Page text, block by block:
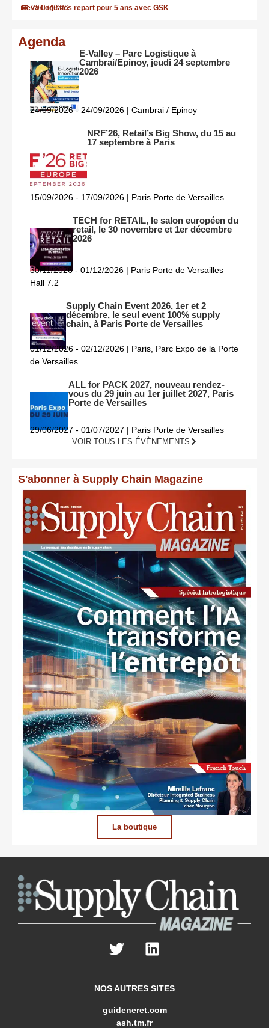
29/07/2026
Ceva Logistics repart pour 5 ans avec GSK
Agenda
E-Valley – Parc Logistique à
Cambrai/Epinoy, jeudi 24 septembre
2026
24/09/2026 - 24/09/2026 | Cambrai / Epinoy
NRF’26, Retail’s Big Show, du 15 au
17 septembre à Paris
15/09/2026 - 17/09/2026 | Paris Porte de Versailles
TECH for RETAIL, le salon européen du
retail, le 30 novembre et 1er décembre
2026
30/11/2026 - 01/12/2026 | Paris Porte de Versailles
Hall 7.2
Supply Chain Event 2026, 1er et 2
décembre, le seul event 100% supply
chain, à Paris Porte de Versailles
01/12/2026 - 02/12/2026 | Paris, Parc Expo de la Porte
de Versailles
ALL for PACK 2027, nouveau rendez-
vous du 29 juin au 1er juillet 2027, Paris
Porte de Versailles
29/06/2027 - 01/07/2027 | Paris Porte de Versailles
VOIR TOUS LES ÉVÈNEMENTS
S'abonner à Supply Chain Magazine
La boutique
NOS AUTRES SITES
guideneret.com
ash.tm.fr